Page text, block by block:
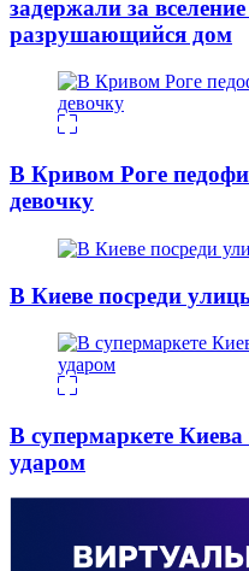
задержали за
разрушающийся дом
В Кривом Роге
девочку
В Киеве посреди
В супермаркете
ударом